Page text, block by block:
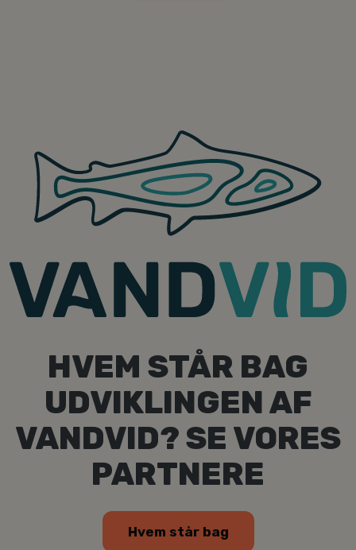
HVEM STÅR BAG
UDVIKLINGEN AF
VANDVID? SE VORES
PARTNERE
Hvem står bag